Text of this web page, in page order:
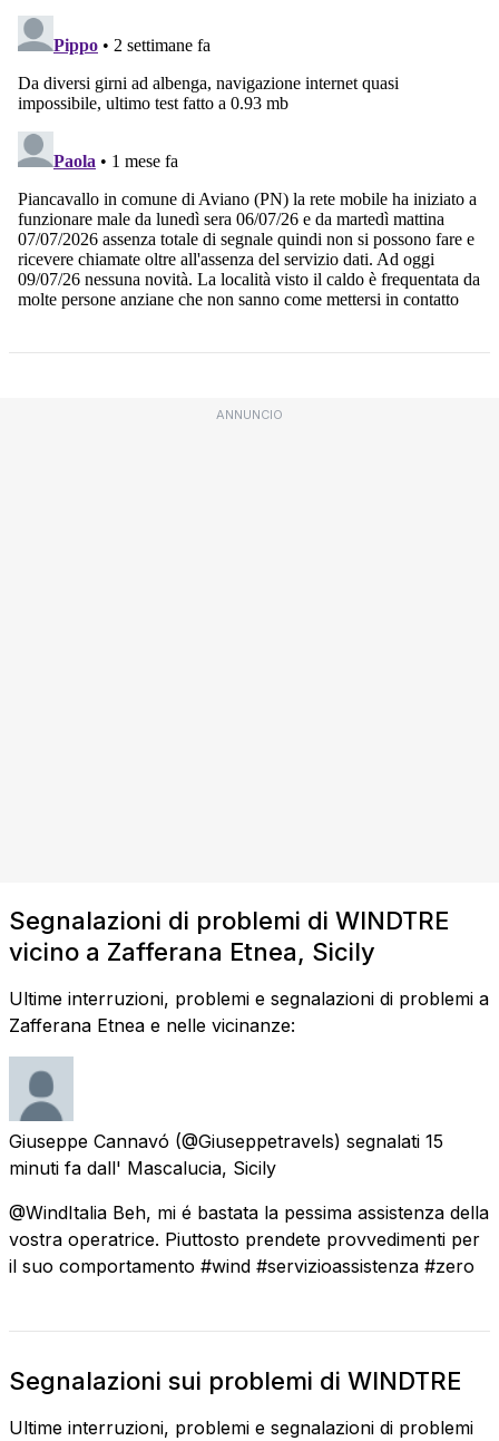
ANNUNCIO
Segnalazioni di problemi di WINDTRE
vicino a Zafferana Etnea, Sicily
Ultime interruzioni, problemi e segnalazioni di problemi a
Zafferana Etnea e nelle vicinanze:
Giuseppe Cannavó (@Giuseppetravels) segnalati 15
minuti fa dall' Mascalucia, Sicily
@WindItalia Beh, mi é bastata la pessima assistenza della
vostra operatrice. Piuttosto prendete provvedimenti per
il suo comportamento #wind #servizioassistenza #zero
Segnalazioni sui problemi di WINDTRE
Ultime interruzioni, problemi e segnalazioni di problemi